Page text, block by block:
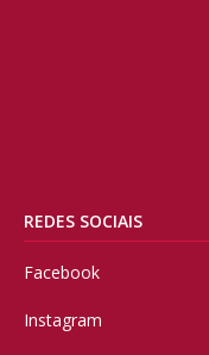
REDES SOCIAIS
Facebook
Instagram